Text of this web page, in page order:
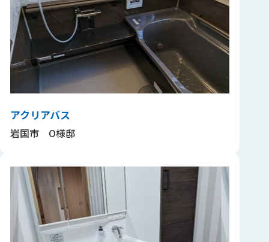
アクリアバス
岩国市 O様邸